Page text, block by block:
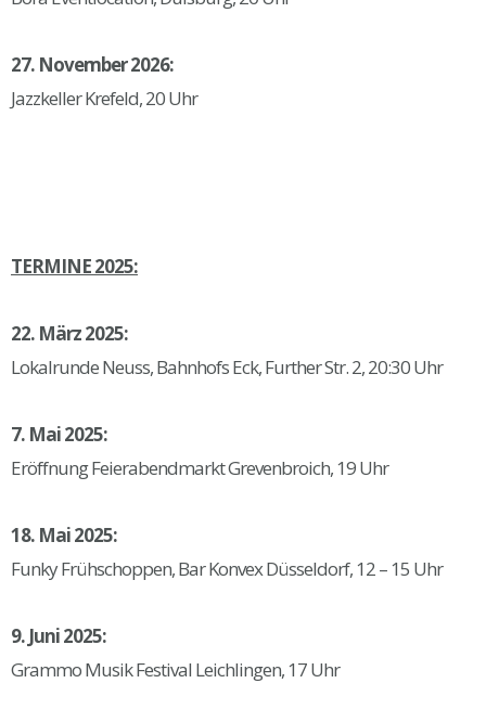
27. November 2026:
Jazzkeller Krefeld, 20 Uhr
TERMINE 2025:
22. März 2025:
Lokalrunde Neuss, Bahnhofs Eck, Further Str. 2, 20:30 Uhr
7. Mai 2025:
Eröffnung Feierabendmarkt Grevenbroich, 19 Uhr
18. Mai 2025:
Funky Frühschoppen, Bar Konvex Düsseldorf, 12 – 15 Uhr
9. Juni 2025:
Grammo Musik Festival Leichlingen, 17 Uhr